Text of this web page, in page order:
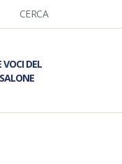
CERCA
VOCI DEL
SALONE